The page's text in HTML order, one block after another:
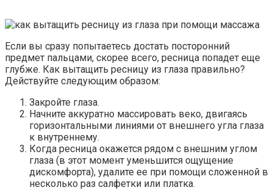
Если вы сразу попытаетесь достать посторонний
предмет пальцами, скорее всего, ресница попадет еще
глубже. Как вытащить ресницу из глаза правильно?
Действуйте следующим образом:
Закройте глаза.
Начните аккуратно массировать веко, двигаясь
горизонтальными линиями от внешнего угла глаза
к внутреннему.
Когда ресница окажется рядом с внешним углом
глаза (в этот момент уменьшится ощущение
дискомфорта), удалите ее при помощи сложенной в
несколько раз салфетки или платка.